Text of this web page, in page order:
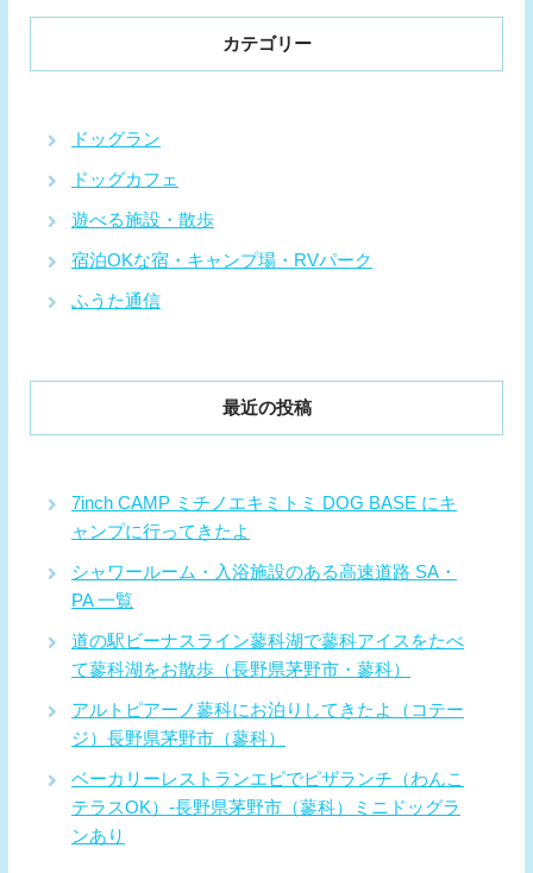
カテゴリー
ドッグラン
ドッグカフェ
遊べる施設・散歩
宿泊OKな宿・キャンプ場・RVパーク
ふうた通信
最近の投稿
7inch CAMP ミチノエキミトミ DOG BASE にキ
ャンプに行ってきたよ
シャワールーム・入浴施設のある高速道路 SA・
PA 一覧
道の駅ビーナスライン蓼科湖で蓼科アイスをたべ
て蓼科湖をお散歩（長野県茅野市・蓼科）
アルトピアーノ蓼科にお泊りしてきたよ（コテー
ジ）長野県茅野市（蓼科）
ベーカリーレストランエピでピザランチ（わんこ
テラスOK）-長野県茅野市（蓼科）ミニドッグラ
ンあり